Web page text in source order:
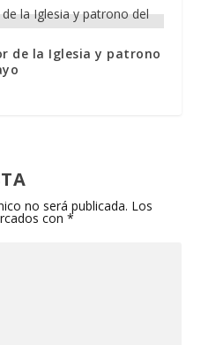
de la Iglesia y patrono
no será publicada. Los
con*